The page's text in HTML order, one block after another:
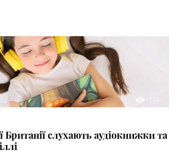
Британії слухають аудіокнижки та